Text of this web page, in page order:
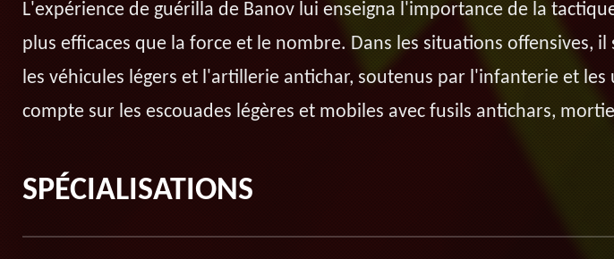
L'expérience de guérilla de Banov lui enseigna l'importance de la
plus efficaces que la force et le nombre. Dans les situations offensives,
les véhicules légers et l'artillerie antichar, soutenus par l'infanterie et les
compte sur les escouades légères et mobiles avec fusils antichars,
SPÉCIALISATIONS